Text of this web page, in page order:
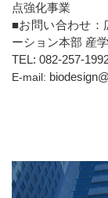
点強化事業
■お問い合わせ：
ーション本部 産
TEL: 082-257-
E-mail: